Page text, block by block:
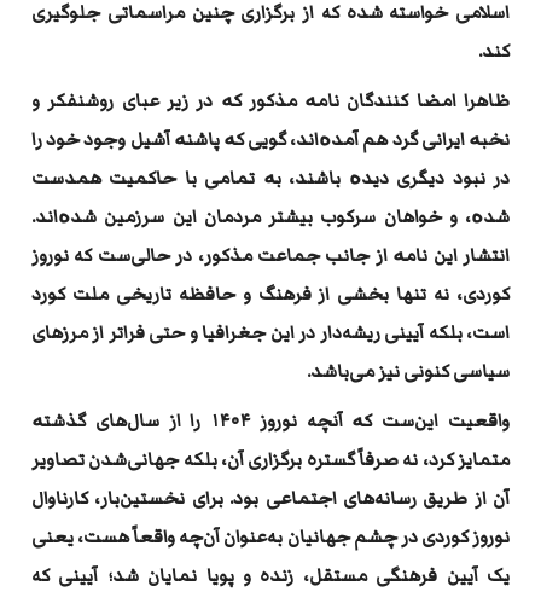
اسلامی خواسته شده که از برگزاری چنین مراسماتی جلوگیری
کند.
ظاهرا امضا کنندگان نامە مذکور کە در زیر عبای روشنفکر و
نخبە ایرانی گرد هم آمدەاند، گویی کە پاشنە آشیل وجود خود را
در نبود دیگری دیدە باشند، بە تمامی با حاکمیت همدست
شدە، و خواهان سرکوب بیشتر مردمان این سرزمین شدە‌اند.
انتشار این نامە از جانب جماعت مذکور، در حالی‌ست که نوروز
کوردی، نه تنها بخشی از فرهنگ و حافظه‌ تاریخی ملت کورد
است، بلکه آیینی ریشه‌دار در این جغرافیا و حتی فراتر از مرزهای
سیاسی کنونی نیز می‌باشد.
واقعیت این‌ست کە آنچه نوروز۱۴۰۴ را از سال‌های گذشتە
متمایز کرد، نه صرفاً گستره‌ برگزاری آن، بلکه جهانی‌شدن تصاویر
آن از طریق رسانه‌های اجتماعی بود. برای نخستین‌بار، کارناوال
نوروز کوردی در چشم جهانیان به‌عنوان آن‌چه واقعاً هست، یعنی
یک آیین فرهنگی مستقل، زنده و پویا نمایان شد؛ آیینی که